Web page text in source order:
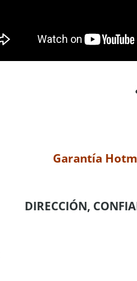
Garantía
DIRECCIÓN,